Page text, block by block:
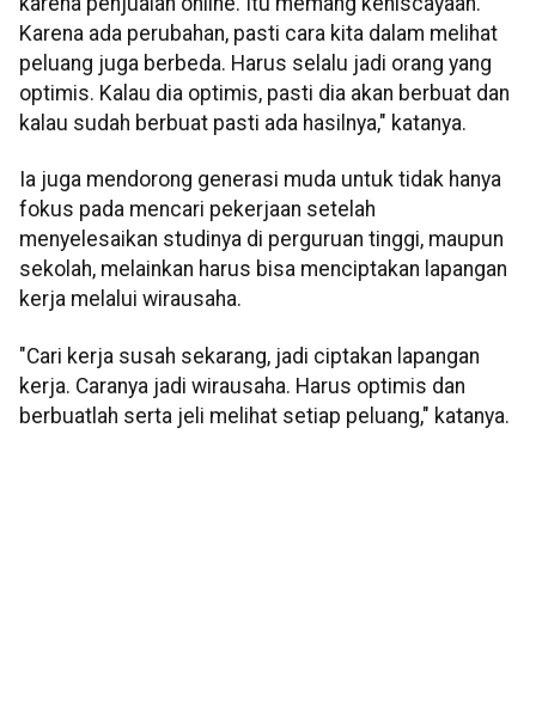
Karena ada perubahan, pasti cara kita dalam melihat
peluang juga berbeda. Harus selalu jadi orang yang
optimis. Kalau dia optimis, pasti dia akan berbuat dan
kalau sudah berbuat pasti ada hasilnya," katanya.
Ia juga mendorong generasi muda untuk tidak hanya
fokus pada mencari pekerjaan setelah
menyelesaikan studinya di perguruan tinggi, maupun
sekolah, melainkan harus bisa menciptakan lapangan
kerja melalui wirausaha.
"Cari kerja susah sekarang, jadi ciptakan lapangan
kerja. Caranya jadi wirausaha. Harus optimis dan
berbuatlah serta jeli melihat setiap peluang," katanya.